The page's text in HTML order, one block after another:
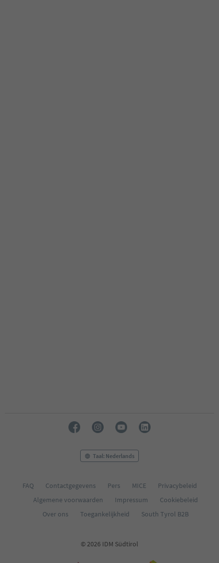
Taal: Nederlands
FAQ Contactgegevens Pers MICE
Privacybeleid
Algemene voorwaarden
Impressum
Cookiebeleid
Over ons
Toegankelijkheid South Tyrol B2B
© 2026 IDM Südtirol